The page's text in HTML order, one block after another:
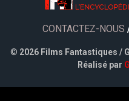
CONTACTEZ-NOUS
© 2026 Films Fantastiques /
Réalisé par